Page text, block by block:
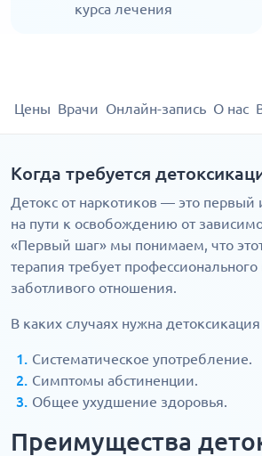
курса лечения
Цены Врачи Онлайн-запись О нас
Когда требуется
Детокс от наркотиков — это
на пути к освобождению от
«Первый шаг» мы понимаем, что
терапия требует
заботливого отношения.
В каких случаях нужна
Систематическое употребление.
Симптомы абстиненции.
Общее ухудшение здоровья.
Преимущества